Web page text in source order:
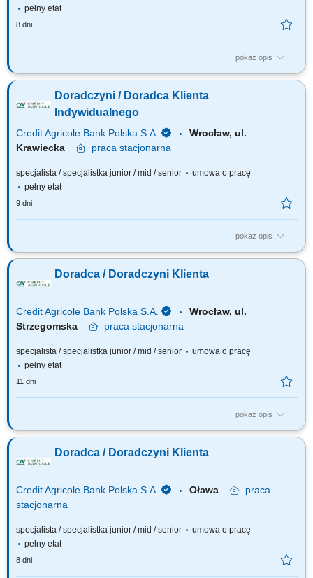
pełny etat
8 dni
pokaż opis
Jakie będą Twoje zadania: Aktywna sprzedaż i obsługa posprzedażowa
długofalowych relacji opartych na zaufaniu. Identyfikacja potrzeb i
dopasowywanie produktów i usług finansowych dla klientów. Analiza
Doradczyni / Doradca Klienta
Indywidualnego
Credit Agricole Bank Polska S.A.
Wrocław, ul.
Krawiecka
praca stacjonarna
specjalista / specjalistka junior / mid / senior
umowa o pracę
pełny etat
9 dni
pokaż opis
Jakie będą Twoje zadania: Pozyskiwanie nowych klientów w tym przez
długofalowych relacji opartych na zaufaniu. Identyfikacja potrzeb oraz
oczekiwań klientów i dopasowywanie produktów i usług finansowych.
Doradca / Doradczyni Klienta
Credit Agricole Bank Polska S.A.
Wrocław, ul.
Strzegomska
praca stacjonarna
specjalista / specjalistka junior / mid / senior
umowa o pracę
pełny etat
11 dni
pokaż opis
Jakie będą Twoje zadania: Pozyskiwanie nowych klientów oraz
finansowych do potrzeb klientów. Wsparcie klientów w bankowości
codziennej, internetowej i mobilnej. Aktywna sprzedaż produktów
Doradca / Doradczyni Klienta
Credit Agricole Bank Polska S.A. Oława
praca
stacjonarna
specjalista / specjalistka junior / mid / senior
umowa o pracę
pełny etat
8 dni